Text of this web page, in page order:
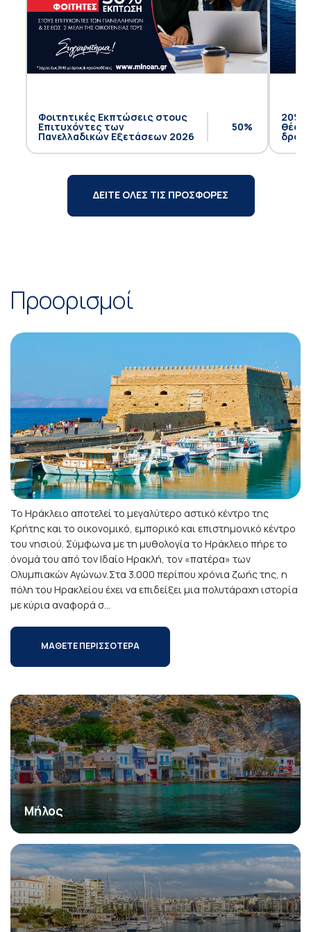
Φοιτητικές Εκπτώσεις στους
Επιτυχόντες των
Πανελλαδικών Εξετάσεων 2026
50%
20%
θέση
ΔΕΙΤΕ ΟΛΕΣ ΤΙΣ ΠΡΟΣΦΟΡΕΣ
Προορισμοί
Το Ηράκλειο αποτελεί το μεγαλύτερο αστικό κέντρο της
Κρήτης και το οικονομικό, εμπορικό και επιστημονικό κέντρο
του νησιού. Σύμφωνα με τη μυθολογία το Ηράκλειο πήρε το
όνομά του από τον Ιδαίο Ηρακλή, τον «πατέρα» των
Ολυμπιακών Αγώνων.Στα 3.000 περίπου χρόνια ζωής της, η
πόλη του Ηρακλείου έχει να επιδείξει μια πολυτάραχη ιστορία
με κύρια αναφορά σ...
ΜΑΘΕΤΕ ΠΕΡΙΣΣΟΤΕΡΑ
Μήλος